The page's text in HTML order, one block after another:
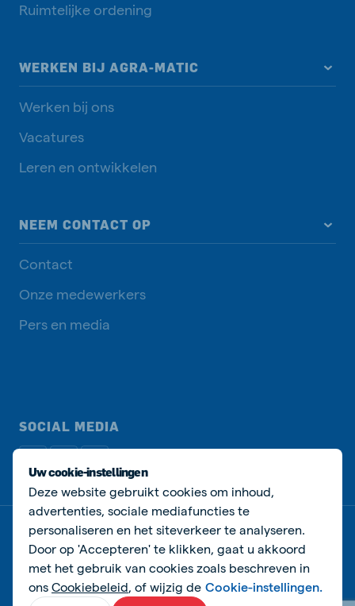
Ruimtelijke ordening
WERKEN BIJ AGRA-MATIC
Werken bij ons
Vacatures
Leren en ontwikkelen
NEEM CONTACT OP
Contact
Onze medewerkers
Pers en media
SOCIAL MEDIA
Privacy beleidCookie beleidManage cookies
© Agra-Matic
Uw cookie-instellingen
Deze website gebruikt cookies om inhoud,
advertenties, sociale mediafuncties te
personaliseren en het siteverkeer te analyseren.
Door op 'Accepteren' te klikken, gaat u akkoord
met het gebruik van cookies zoals beschreven in
ons Cookiebeleid, of wijzig de Cookie-instellingen.